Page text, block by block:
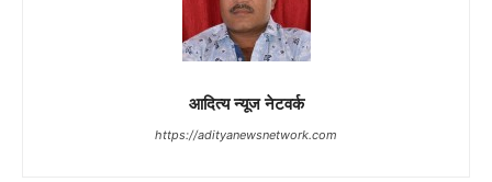
आदित्य न्यूज नेटवर्क
https://adityanewsnetwork.com